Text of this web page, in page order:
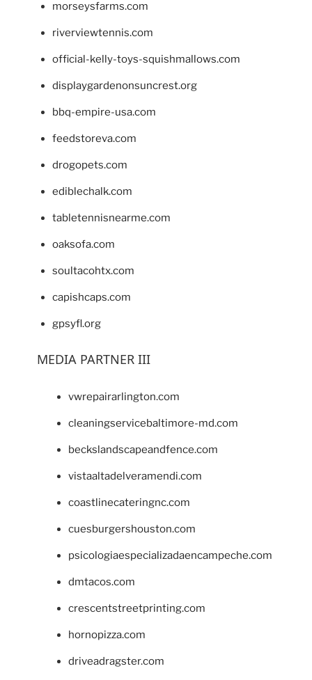
morseysfarms.com
riverviewtennis.com
official-kelly-toys-squishmallows.com
displaygardenonsuncrest.org
bbq-empire-usa.com
feedstoreva.com
drogopets.com
ediblechalk.com
tabletennisnearme.com
oaksofa.com
soultacohtx.com
capishcaps.com
gpsyfl.org
MEDIA PARTNER III
vwrepairarlington.com
cleaningservicebaltimore-md.com
beckslandscapeandfence.com
vistaaltadelveramendi.com
coastlinecateringnc.com
cuesburgershouston.com
psicologiaespecializadaencampeche.com
dmtacos.com
crescentstreetprinting.com
hornopizza.com
driveadragster.com